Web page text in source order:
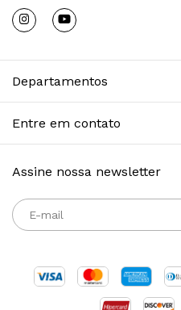
Departamentos
Entre em contato
Assine nossa newsletter